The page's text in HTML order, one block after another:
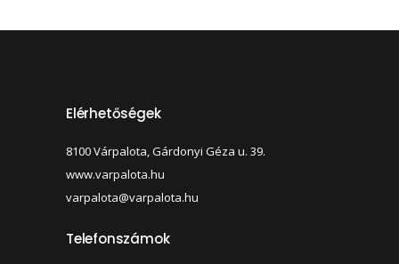
Elérhetőségek
8100 Várpalota, Gárdonyi Géza u. 39.
www.varpalota.hu
varpalota@varpalota.hu
Telefonszámok